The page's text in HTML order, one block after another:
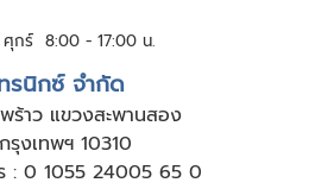
กร์ 8:00 - 17:00 น.
รนิกซ์ จำกัด
าว แขวงสะพานสอง
งเทพฯ 10310
: 0 1055 24005 65 0